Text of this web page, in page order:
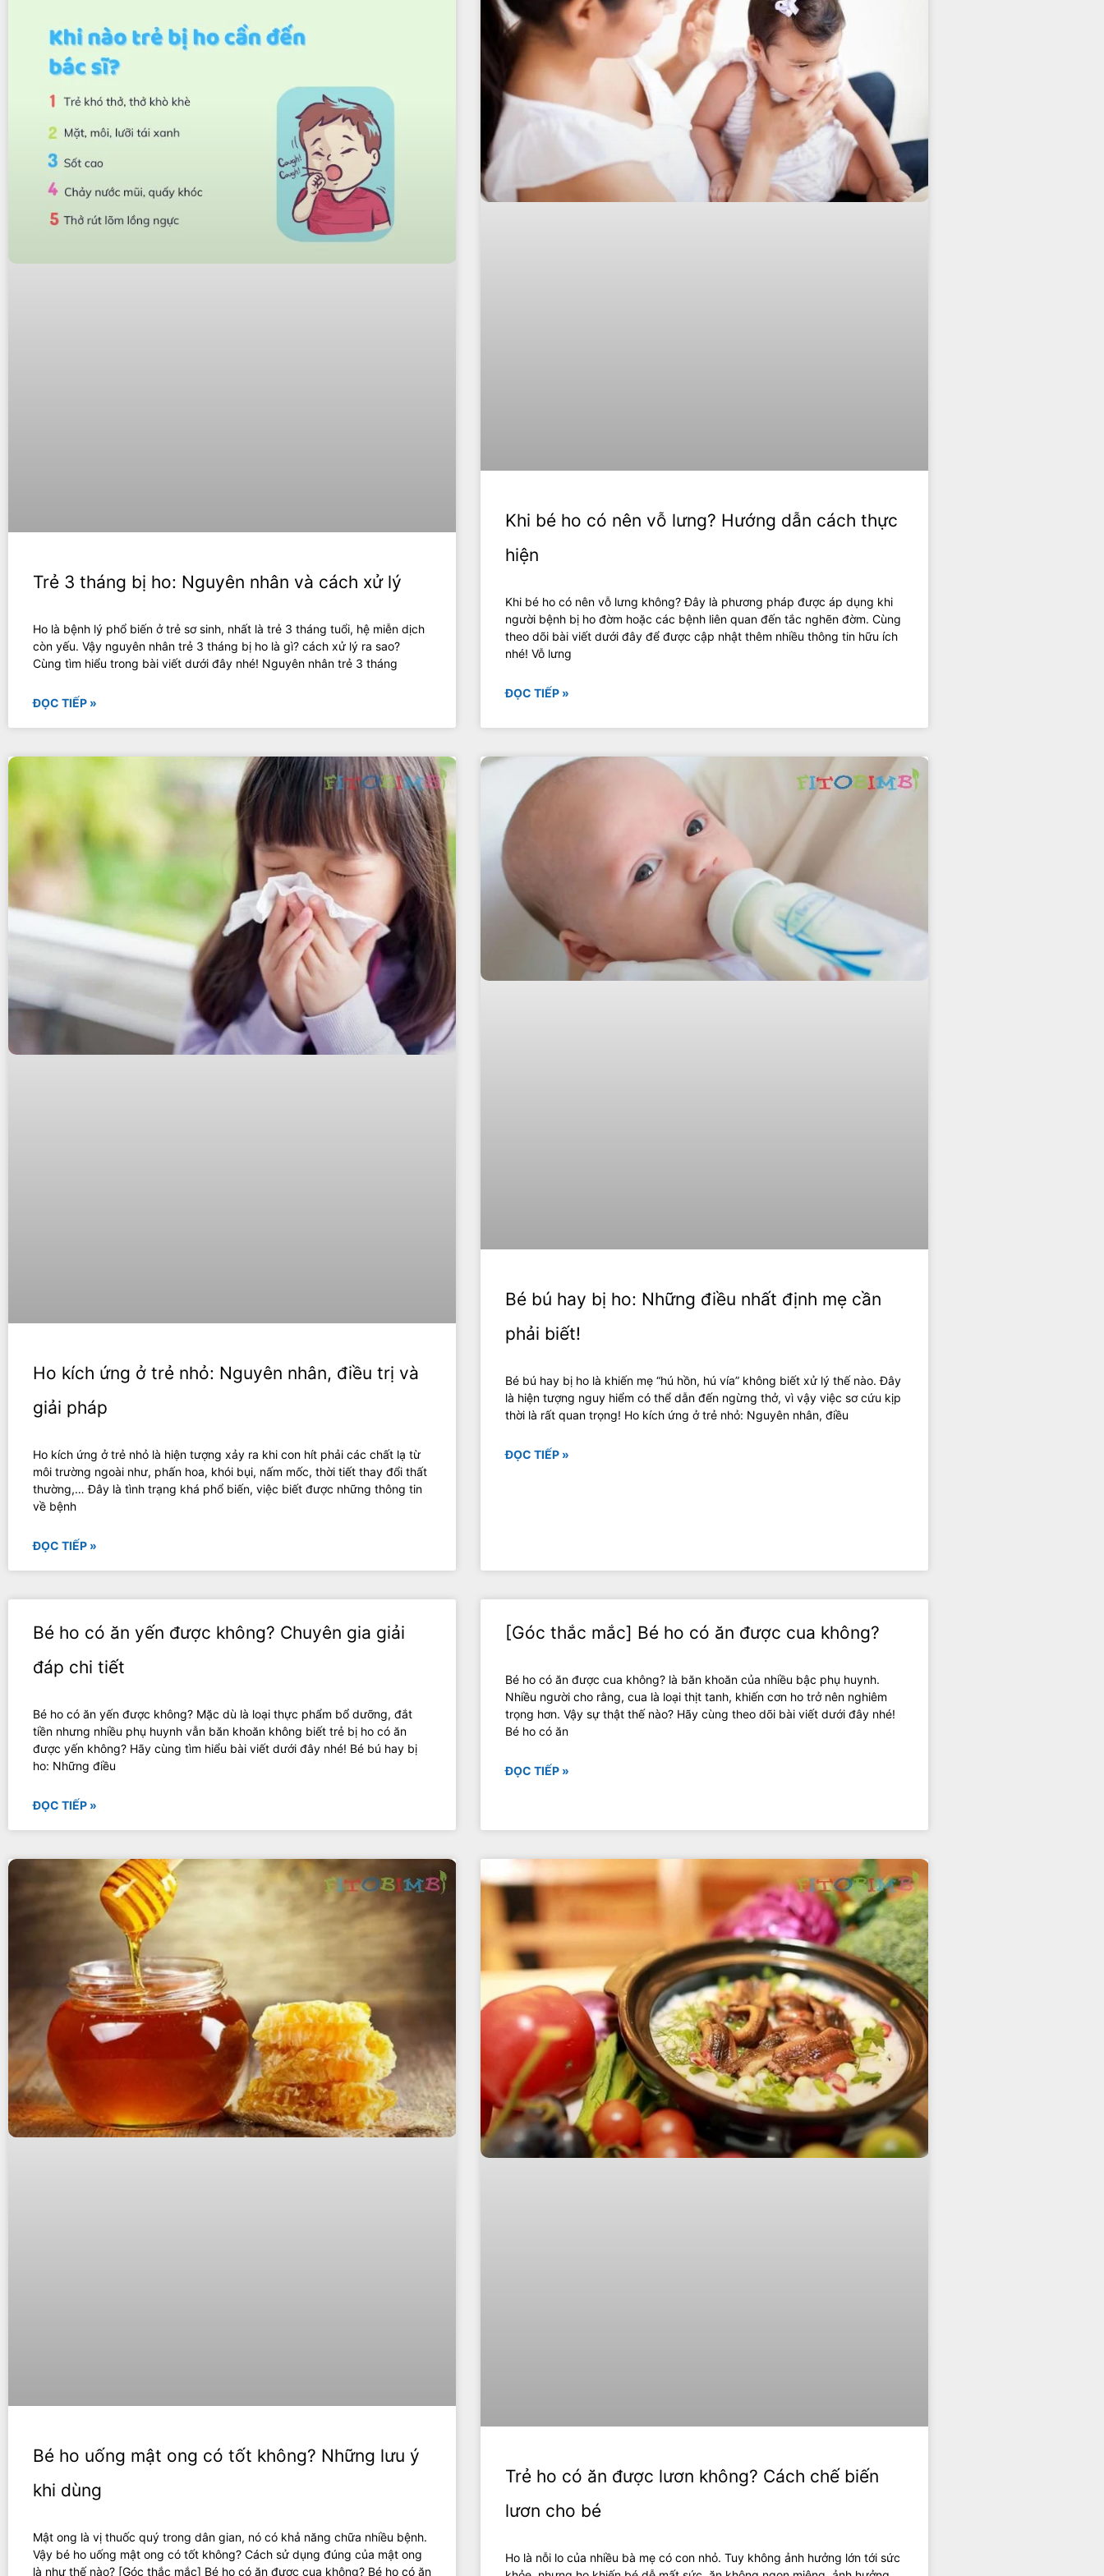
Trẻ 3 tháng bị ho: Nguyên nhân và cách xử lý
Ho là bệnh lý phổ biến ở trẻ sơ sinh, nhất là trẻ 3 tháng tuổi, hệ miễn dịch
còn yếu. Vậy nguyên nhân trẻ 3 tháng bị ho là gì? cách xử lý ra sao?
Cùng tìm hiểu trong bài viết dưới đây nhé! Nguyên nhân trẻ 3 tháng
ĐỌC TIẾP »
Khi bé ho có nên vỗ lưng? Hướng dẫn cách thực
hiện
Khi bé ho có nên vỗ lưng không? Đây là phương pháp được áp dụng khi
người bệnh bị ho đờm hoặc các bệnh liên quan đến tắc nghẽn đờm. Cùng
theo dõi bài viết dưới đây để được cập nhật thêm nhiều thông tin hữu ích
nhé! Vỗ lưng
ĐỌC TIẾP »
Ho kích ứng ở trẻ nhỏ: Nguyên nhân, điều trị và
giải pháp
Ho kích ứng ở trẻ nhỏ là hiện tượng xảy ra khi con hít phải các chất lạ từ
môi trường ngoài như, phấn hoa, khói bụi, nấm mốc, thời tiết thay đổi thất
thường,… Đây là tình trạng khá phổ biến, việc biết được những thông tin
về bệnh
ĐỌC TIẾP »
Bé bú hay bị ho: Những điều nhất định mẹ cần
phải biết!
Bé bú hay bị ho là khiến mẹ “hú hồn, hú vía” không biết xử lý thế nào. Đây
là hiện tượng nguy hiểm có thể dẫn đến ngừng thở, vì vậy việc sơ cứu kịp
thời là rất quan trọng! Ho kích ứng ở trẻ nhỏ: Nguyên nhân, điều
ĐỌC TIẾP »
Bé ho có ăn yến được không? Chuyên gia giải
đáp chi tiết
Bé ho có ăn yến được không? Mặc dù là loại thực phẩm bổ dưỡng, đắt
tiền nhưng nhiều phụ huynh vẫn băn khoăn không biết trẻ bị ho có ăn
được yến không? Hãy cùng tìm hiểu bài viết dưới đây nhé! Bé bú hay bị
ho: Những điều
ĐỌC TIẾP »
[Góc thắc mắc] Bé ho có ăn được cua không?
Bé ho có ăn được cua không? là băn khoăn của nhiều bậc phụ huynh.
Nhiều người cho rằng, cua là loại thịt tanh, khiến cơn ho trở nên nghiêm
trọng hơn. Vậy sự thật thế nào? Hãy cùng theo dõi bài viết dưới đây nhé!
Bé ho có ăn
ĐỌC TIẾP »
Bé ho uống mật ong có tốt không? Những lưu ý
khi dùng
Mật ong là vị thuốc quý trong dân gian, nó có khả năng chữa nhiều bệnh.
Vậy bé ho uống mật ong có tốt không? Cách sử dụng đúng của mật ong
là như thế nào? [Góc thắc mắc] Bé ho có ăn được cua không? Bé ho có ăn
Trẻ ho có ăn được lươn không? Cách chế biến
lươn cho bé
Ho là nỗi lo của nhiều bà mẹ có con nhỏ. Tuy không ảnh hưởng lớn tới sức